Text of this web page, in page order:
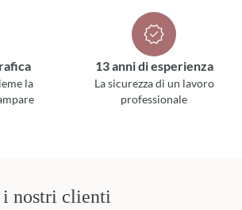
la
13 anni di esperienza
La sicurezza di un lavoro
professionale
i nostri clienti